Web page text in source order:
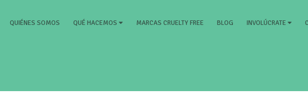
QUIÉNES SOMOS (CURRENT)
QUÉ HACEMOS MARCAS CRUELTY FREE BLOG INVOLÚCRATE